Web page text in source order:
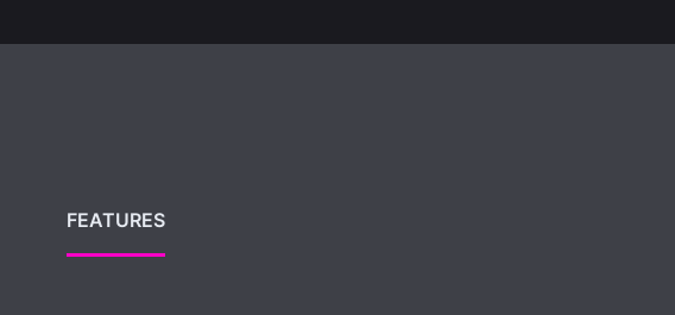
FEATURES